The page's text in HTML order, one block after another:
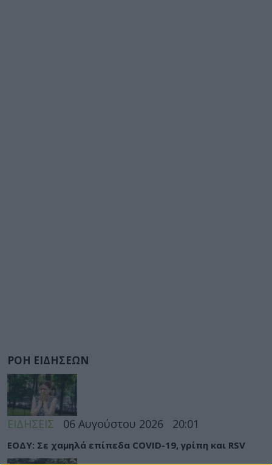
ΡΟΗ ΕΙΔΗΣΕΩΝ
ΕΙΔΗΣΕΙΣ 06 Αυγούστου 2026 20:01
ΕΟΔΥ: Σε χαμηλά επίπεδα COVID-19, γρίπη και RSV